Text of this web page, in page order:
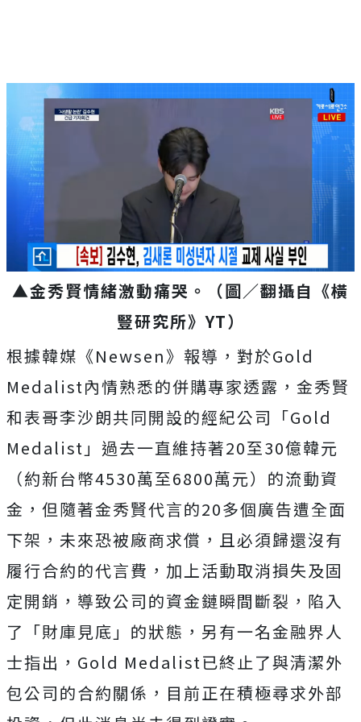
▲金秀賢情緒激動痛哭。（圖／翻攝自《橫
豎研究所》YT）
根據韓媒《Newsen》報導，對於Gold
Medalist內情熟悉的併購專家透露，金秀賢
和表哥李沙朗共同開設的經紀公司「Gold
Medalist」過去一直維持著20至30億韓元
（約新台幣4530萬至6800萬元）的流動資
金，但隨著金秀賢代言的20多個廣告遭全面
下架，未來恐被廠商求償，且必須歸還沒有
履行合約的代言費，加上活動取消損失及固
定開銷，導致公司的資金鏈瞬間斷裂，陷入
了「財庫見底」的狀態，另有一名金融界人
士指出，Gold Medalist已終止了與清潔外
包公司的合約關係，目前正在積極尋求外部